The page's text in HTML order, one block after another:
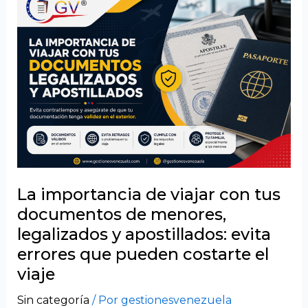
La importancia de viajar con tus
documentos de menores,
legalizados y apostillados: evita
errores que pueden costarte el
viaje
Sin categoría / Por gestionesvenezuela
importancia
de
viajar
con
tus
documentos
menores,
legalizados
y
apostillados:
evita
errores
que
pueden
costarte
el